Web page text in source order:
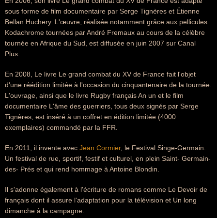
sous forme de film documentaire par Serge Tignères et Étienne
Bellan Huchery. L'œuvre, réalisée notamment grâce aux pellicules
Kodachrome tournées par André Fremaux au cours de la célèbre
tournée en Afrique du Sud, est diffusée en juin 2007 sur Canal
Plus.
En 2008, Le livre Le grand combat du XV de France fait l'objet
d'une réédition limitée à l'occasion du cinquantenaire de la tournée.
L'ouvrage, ainsi que le livre Rugby français An un et le film
documentaire L'âme des guerriers, tous deux signés par Serge
Tignères, est inséré à un coffret en édition limitée (4000
exemplaires) commandé par la FFR.
En 2011, il invente avec Jean Cormier, le Festival Singe-Germain.
Un festival de rue, sportif, festif et culturel, en plein Saint- Germain-
des- Prés et qui rend hommage à Antoine Blondin.
Il s'adonne également à l'écriture de romans comme Le Devoir de
français dont il assure l'adaptation pour la télévision et Un long
dimanche à la campagne.